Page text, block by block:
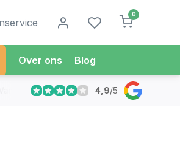
0
Over ons Blog
besteldMorgen in Huis*
4,9/5